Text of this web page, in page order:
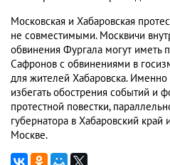
Московская и Хабаровская
не совместимыми. Москвичи
обвинения Фургала могут иметь
Сафронов с обвинениями в
для жителей Хабаровска. Именно
избегать обострения событий и
протестной повестки,
губернатора в Хабаровский край
Москве.